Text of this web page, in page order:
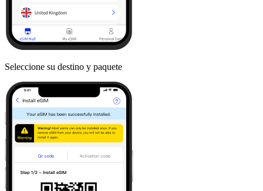
Seleccione su destino y paquete